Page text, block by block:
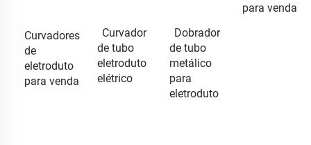
para venda
Curvadores
de
eletroduto
para venda
Curvador
de tubo
eletroduto
elétrico
Dobrador
de tubo
metálico
para
eletroduto